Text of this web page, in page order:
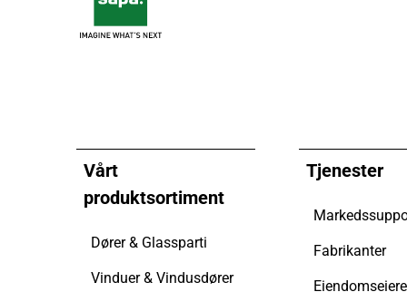
Vårt
produktsortiment
Dører & Glassparti
Vinduer & Vindusdører
Tjenester
Fabrikanter